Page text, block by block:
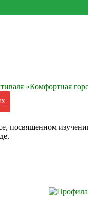
«Комфортная
посвященном